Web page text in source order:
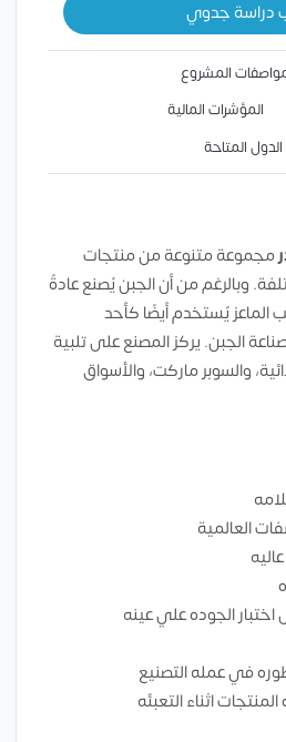
دراسة جدوي
المشروع
المؤشرات المالية
الدول المتاحة
مجموعة متنوعة من منتجات
وبالرغم من أن الجبن يُصنع عادةً
الماعز يُستخدم أيضًا كأحد
الجبن. يركز المصنع على تلبية
والسوبر ماركت، والأسواق
العالمية
اختبار الجوده علي عينه
في عمله التصنيع
اثناء التعبئه